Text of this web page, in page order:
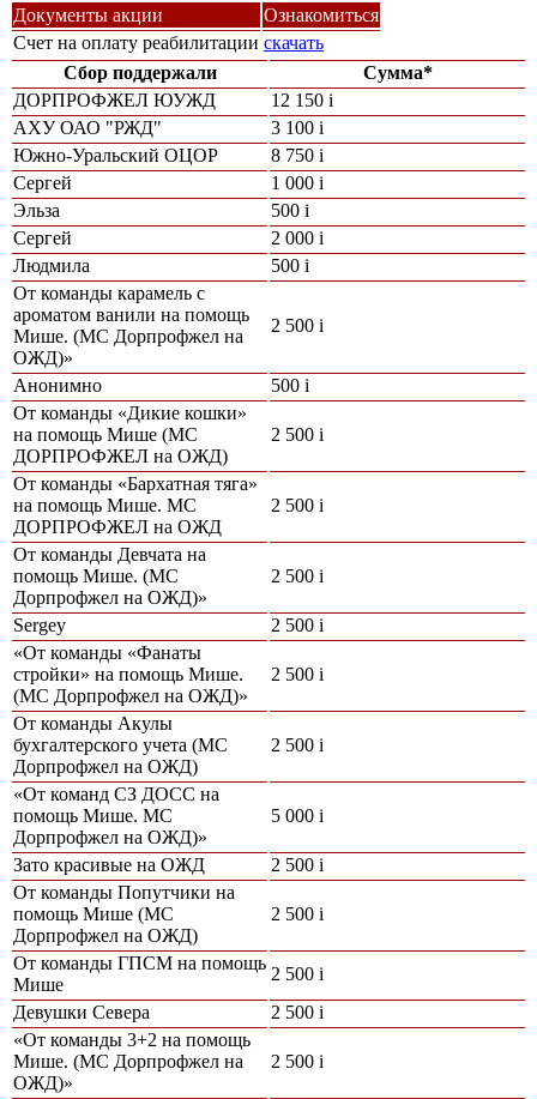
Документы акции
Ознакомиться
Счет на оплату реабилитации скачать
Сбор поддержали
Сумма*
ДОРПРОФЖЕЛ ЮУЖД
12 150 i
АХУ ОАО "РЖД"
3 100 i
Южно-Уральский ОЦОР
8 750 i
Сергей
1 000 i
Эльза
500 i
Сергей
2 000 i
Людмила
500 i
От команды карамель с
ароматом ванили на помощь
Мише. (МС Дорпрофжел на
ОЖД)»
2 500 i
Анонимно 500 i
От команды «Дикие кошки»
на помощь Мише (МС
ДОРПРОФЖЕЛ на ОЖД)
2 500 i
От команды «Бархатная тяга»
на помощь Мише. МС
ДОРПРОФЖЕЛ на ОЖД
2 500 i
От команды Девчата на
помощь Мише. (МС
Дорпрофжел на ОЖД)»
2 500 i
Sergey 2 500 i
«От команды «Фанаты
стройки» на помощь Мише.
(МС Дорпрофжел на ОЖД)»
2 500 i
От команды Акулы
бухгалтерского учета (МС
Дорпрофжел на ОЖД)
2 500 i
«От команд СЗ ДОСС на
помощь Мише. МС
Дорпрофжел на ОЖД)»
5 000 i
Зато красивые на ОЖД 2 500 i
От команды Попутчики на
помощь Мише (МС
Дорпрофжел на ОЖД)
2 500 i
От команды ГПСМ на помощь
Мише
2 500 i
Девушки Севера
2 500 i
«От команды 3+2 на помощь
Мише. (МС Дорпрофжел на
ОЖД)»
2 500 i